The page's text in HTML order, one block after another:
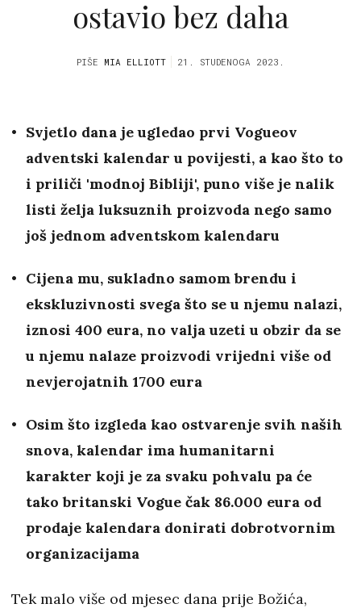
ostavio bez daha
PIŠE MIA ELLIOTT 21. STUDENOGA 2023.
Svjetlo dana je ugledao prvi Vogueov
adventski kalendar u povijesti, a kao što to
i priliči 'modnoj Bibliji', puno više je nalik
listi želja luksuznih proizvoda nego samo
još jednom adventskom kalendaru
Cijena mu, sukladno samom brendu i
ekskluzivnosti svega što se u njemu nalazi,
iznosi 400 eura, no valja uzeti u obzir da se
u njemu nalaze proizvodi vrijedni više od
nevjerojatnih 1700 eura
Osim što izgleda kao ostvarenje svih naših
snova, kalendar ima humanitarni
karakter koji je za svaku pohvalu pa će
tako britanski Vogue čak 86.000 eura od
prodaje kalendara donirati dobrotvornim
organizacijama
Tek malo više od mjesec dana prije Božića,